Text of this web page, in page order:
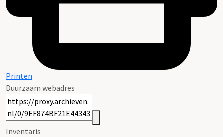
Printen
Duurzaam webadres
Inventaris